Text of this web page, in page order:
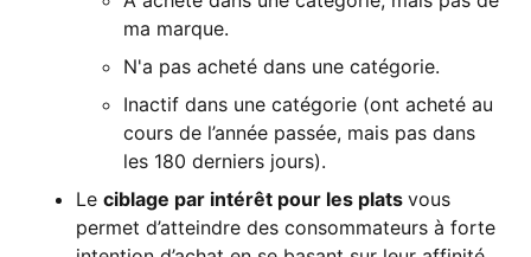
ma marque.
N'a pas acheté dans une catégorie.
Inactif dans une catégorie (ont acheté au
cours de l’année passée, mais pas dans
les 180 derniers jours).
Le ciblage par intérêt pour les plats vous
permet d’atteindre des consommateurs à forte